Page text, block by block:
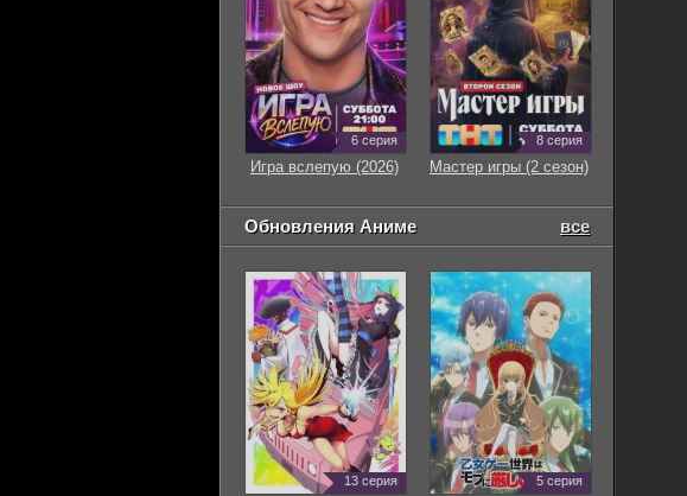
6 серия
Игра вслепую (2026)
8 серия
Мастер игры (2 сезон)
Обновления Аниме все
13 серия 5 серия